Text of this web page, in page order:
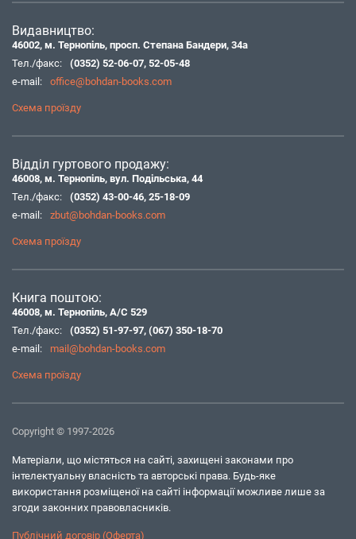
Видавництво:
46002, м. Тернопіль, просп. Степана Бандери, 34а
Тел./факс:
(0352) 52-06-07, 52-05-48
e-mail:
office@bohdan-books.com
Схема проїзду
Відділ гуртового продажу:
46008, м. Тернопіль, вул. Подільська, 44
Тел./факс:
(0352) 43-00-46, 25-18-09
e-mail:
zbut@bohdan-books.com
Схема проїзду
Книга поштою:
46008, м. Тернопіль, А/С 529
Тел./факс:
(0352) 51-97-97, (067) 350-18-70
e-mail:
mail@bohdan-books.com
Схема проїзду
Copyright © 1997-2026
Матеріали, що містяться на сайті, захищені законами про
інтелектуальну власність та авторські права. Будь-яке
використання розміщеної на сайті інформації можливе лише за
згоди законних правовласників.
Публічний договір (Оферта)